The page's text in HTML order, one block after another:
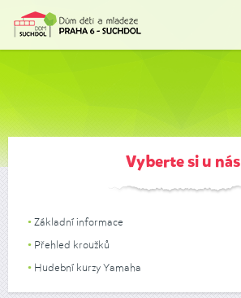
Vyberte si u nás
Základní informace
Přehled kroužků
Hudební kurzy Yamaha